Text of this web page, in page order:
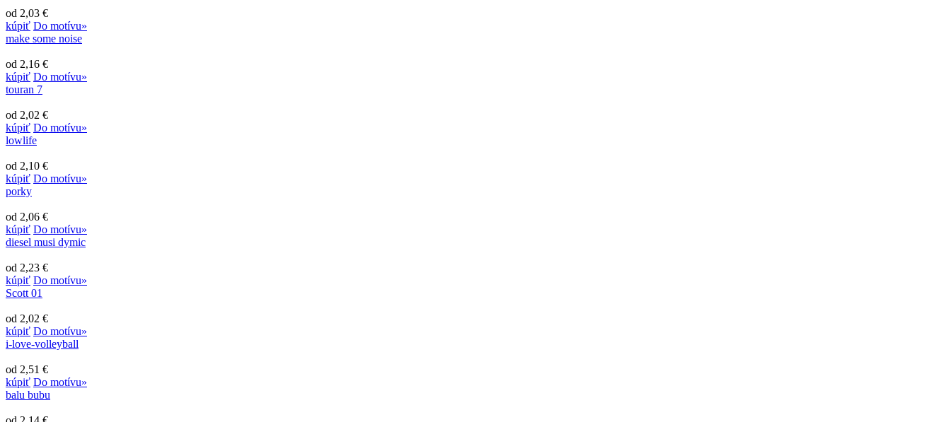
od 2,03 €
kúpiť Do motívu»
make some noise
od 2,16 €
kúpiť Do motívu»
touran 7
od 2,02 €
kúpiť Do motívu»
lowlife
od 2,10 €
kúpiť Do motívu»
porky
od 2,06 €
kúpiť Do motívu»
diesel musi dymic
od 2,23 €
kúpiť Do motívu»
Scott 01
od 2,02 €
kúpiť Do motívu»
i-love-volleyball
od 2,51 €
kúpiť Do motívu»
balu bubu